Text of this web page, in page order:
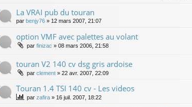
La VRAI pub du touran
par benjy76 » 12 mars 2007, 21:07
option VMF avec palettes au volant
par finizac » 08 mars 2006, 21:58
touran V2 140 cv dsg gris ardoise
par clement » 22 avr. 2007, 22:09
Touran 1.4 TSI 140 cv - Les videos
par zafira » 16 juil. 2007, 18:22